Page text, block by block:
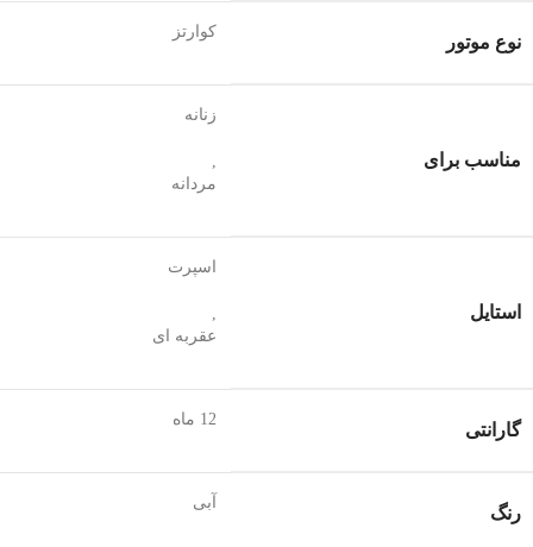
نوع موتور
کوارتز
مناسب برای
زنانه
,
مردانه
استایل
اسپرت
,
عقربه ای
گارانتی
12 ماه
رنگ
آبی